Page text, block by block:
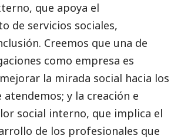
que apoya el
de servicios sociales,
Creemos que una de
como empresa es
la mirada social hacia los
atendemos; y la creación e
social interno, que implica el
de los profesionales que